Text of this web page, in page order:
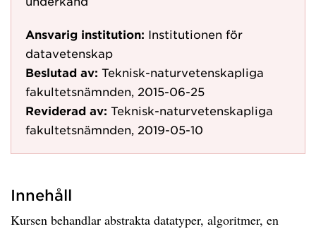
Ansvarig institution: Institutionen för
datavetenskap
Beslutad av: Teknisk-naturvetenskapliga
fakultetsnämnden, 2015-06-25
Reviderad av: Teknisk-naturvetenskapliga
fakultetsnämnden, 2019-05-10
Innehåll
Kursen behandlar abstrakta datatyper, algoritmer, en